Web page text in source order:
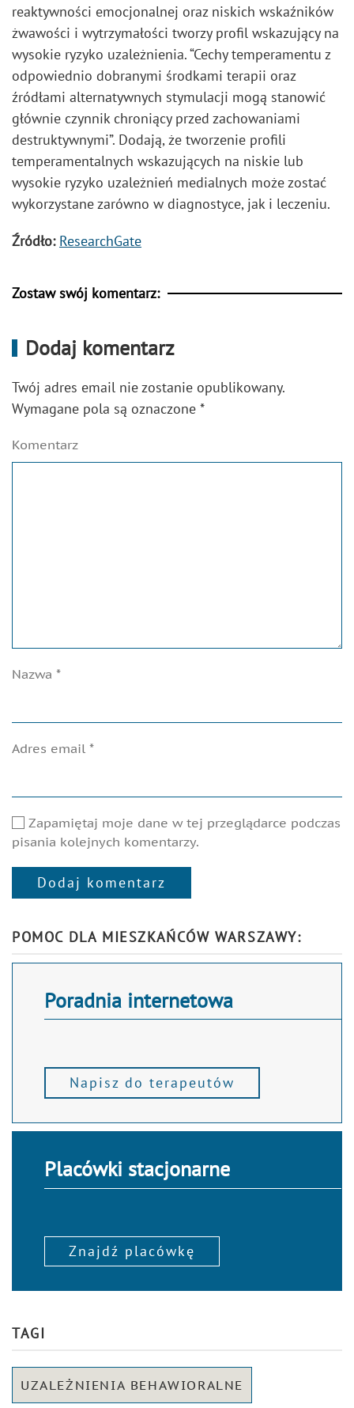
reaktywności emocjonalnej oraz niskich wskaźników
żwawości i wytrzymałości tworzy profil wskazujący na
wysokie ryzyko uzależnienia. “Cechy temperamentu z
odpowiednio dobranymi środkami terapii oraz
źródłami alternatywnych stymulacji mogą stanowić
głównie czynnik chroniący przed zachowaniami
destruktywnymi”. Dodają, że tworzenie profili
temperamentalnych wskazujących na niskie lub
wysokie ryzyko uzależnień medialnych może zostać
wykorzystane zarówno w diagnostyce, jak i leczeniu.
Źródło: ResearchGate
Zostaw swój komentarz:
Dodaj komentarz
Twój adres email nie zostanie opublikowany.
Wymagane pola są oznaczone *
Komentarz
Nazwa *
Adres email *
Zapamiętaj moje dane w tej przeglądarce podczas
pisania kolejnych komentarzy.
Dodaj komentarz
POMOC DLA MIESZKAŃCÓW WARSZAWY:
Poradnia internetowa
Napisz do terapeutów
Placówki stacjonarne
Znajdź placówkę
TAGI
UZALEŻNIENIA BEHAWIORALNE